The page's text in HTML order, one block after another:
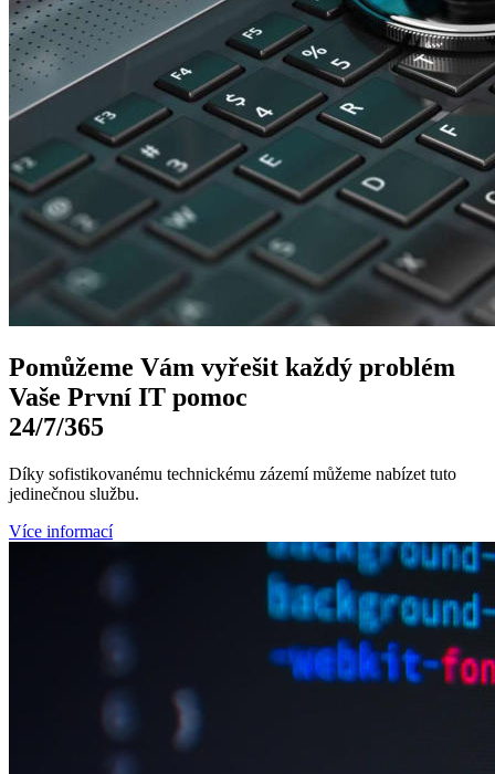
Pomůžeme Vám vyřešit každý problém
Vaše První IT pomoc
24/7/365
Díky sofistikovanému technickému zázemí můžeme nabízet tuto
jedinečnou službu.
Více informací